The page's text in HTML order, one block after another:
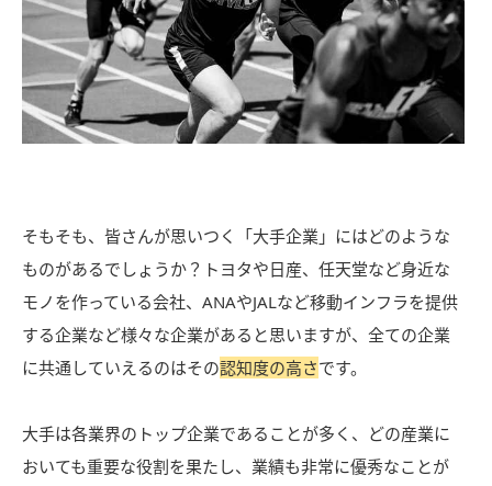
そもそも、皆さんが思いつく「大手企業」にはどのような
ものがあるでしょうか？トヨタや日産、任天堂など身近な
モノを作っている会社、ANAやJALなど移動インフラを提供
する企業など様々な企業があると思いますが、全ての企業
に共通していえるのはその認知度の高さです。
大手は各業界のトップ企業であることが多く、どの産業に
おいても重要な役割を果たし、業績も非常に優秀なことが